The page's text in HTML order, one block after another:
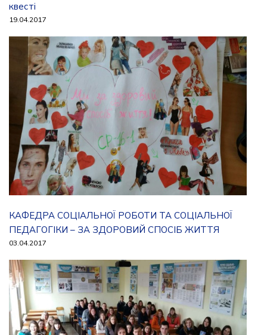
квесті
19.04.2017
КАФЕДРА СОЦІАЛЬНОЇ РОБОТИ ТА СОЦІАЛЬНОЇ
ПЕДАГОГІКИ – ЗА ЗДОРОВИЙ СПОСІБ ЖИТТЯ
03.04.2017